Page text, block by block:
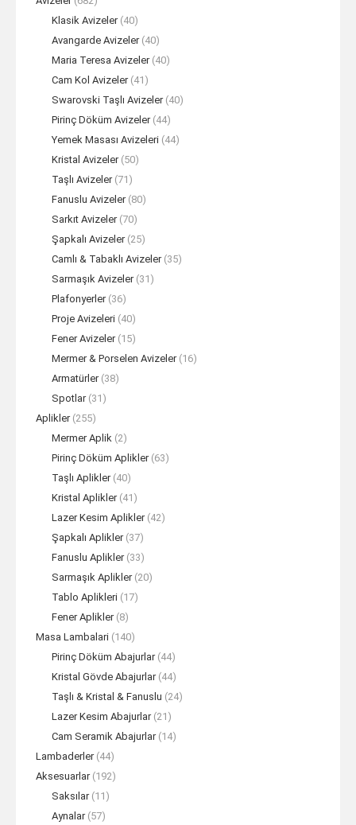
Klasik Avizeler (40)
Avangarde Avizeler (40)
Maria Teresa Avizeler (40)
Cam Kol Avizeler (41)
Swarovski Taşlı Avizeler (40)
Pirinç Döküm Avizeler (44)
Yemek Masası Avizeleri (44)
Kristal Avizeler (50)
Taşlı Avizeler (71)
Fanuslu Avizeler (80)
Sarkıt Avizeler (70)
Şapkalı Avizeler (25)
Camlı & Tabaklı Avizeler (35)
Sarmaşık Avizeler (31)
Plafonyerler (36)
Proje Avizeleri (40)
Fener Avizeler (15)
Mermer & Porselen Avizeler (16)
Armatürler (38)
Spotlar (31)
Aplikler (255)
Mermer Aplik (2)
Pirinç Döküm Aplikler (63)
Taşlı Aplikler (40)
Kristal Aplikler (41)
Lazer Kesim Aplikler (42)
Şapkalı Aplikler (37)
Fanuslu Aplikler (33)
Sarmaşık Aplikler (20)
Tablo Aplikleri (17)
Fener Aplikler (8)
Masa Lambalari (140)
Pirinç Döküm Abajurlar (44)
Kristal Gövde Abajurlar (44)
Taşlı & Kristal & Fanuslu (24)
Lazer Kesim Abajurlar (21)
Cam Seramik Abajurlar (14)
Lambaderler (44)
Aksesuarlar (192)
Saksılar (11)
Aynalar (57)